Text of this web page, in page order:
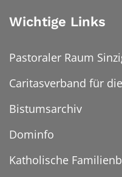
Wichtige Links
Pastoraler Raum
Caritasverband für
Bistumsarchiv
Dominfo
Katholische